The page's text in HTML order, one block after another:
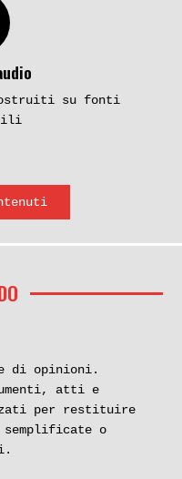
su fonti
di opinioni.
atti e
per restituire
semplificate o